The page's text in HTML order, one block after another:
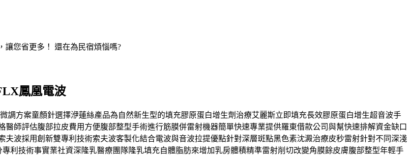
讓您省更多！ 還在為民宿煩惱嗎?
鳳凰電波
調方案童顏針選擇洢蓮絲產品為自然新生型的填充膠原蛋白增生劑治療艾麗斯立即填充長效膠原蛋白增生超音波手
師評估腹部拉皮費用方便腹部整型手術進行筋膜併雷射機器簡單快速專業提供羅東借款公司與幫快速排解資金缺口
波採用創新雙專利技術索夫波客製化結合電波與音波拉提優點針對深層斑點黑色素沈澱治療皮秒雷射針對不同深淺
利技術事實業社資深隆乳醫療團隊隆乳填充自體脂肪來增加乳房體積精準雷射削切改變角膜餘皮膚腹部整型年輕手